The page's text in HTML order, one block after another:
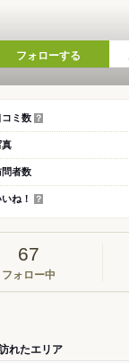
フォローする
コミ数 ？
者数
ね！ ？
67
フォロー中
れたエリア